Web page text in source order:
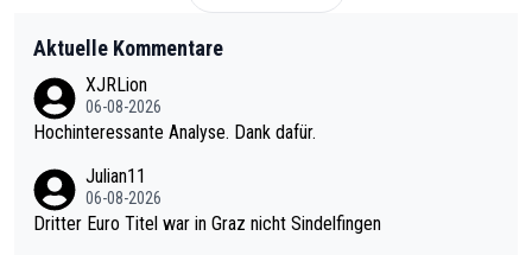
Aktuelle Kommentare
XJRLion
06-08-2026
Hochinteressante Analyse. Dank dafür.
Julian11
06-08-2026
Dritter Euro Titel war in Graz nicht Sindelfingen